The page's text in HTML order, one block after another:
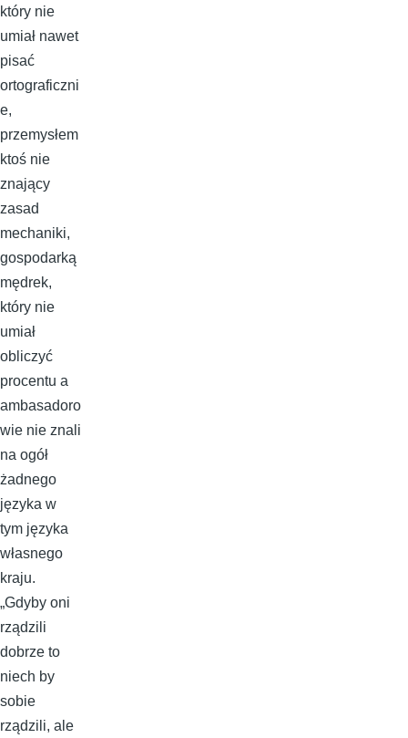
który nie
umiał nawet
pisać
ortograficzni
e,
przemysłem
ktoś nie
znający
zasad
mechaniki,
gospodarką
mędrek,
który nie
umiał
obliczyć
procentu a
ambasadoro
wie nie znali
na ogół
żadnego
języka w
tym języka
własnego
kraju.
„Gdyby oni
rządzili
dobrze to
niech by
sobie
rządzili, ale